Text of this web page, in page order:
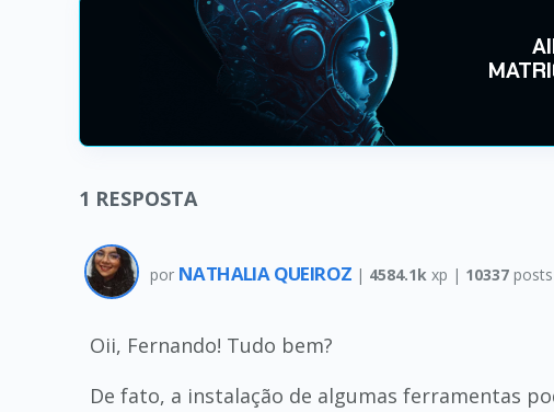
1 RESPOSTA
por NATHALIA QUEIROZ | 4584.1k xp | 10337posts
Oii, Fernando! Tudo bem?
De fato, a instalação de algumas ferramentas